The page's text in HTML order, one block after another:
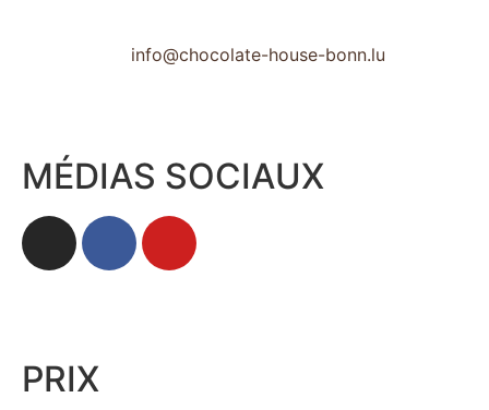
info@chocolate-house-bonn.lu
MÉDIAS SOCIAUX
PRIX